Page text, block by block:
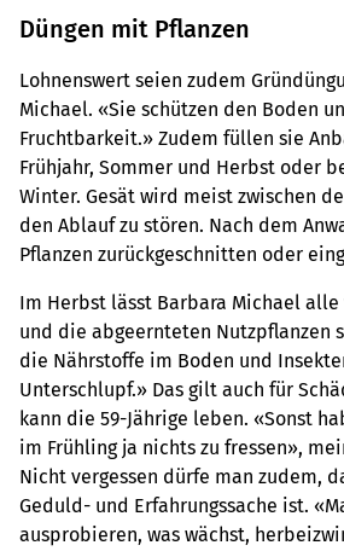
Düngen mit Pflanzen
Lohnenswert seien zudem
Michael. «Sie schützen den Boden
Fruchtbarkeit.» Zudem füllen sie
Frühjahr, Sommer und Herbst oder
Winter. Gesät wird meist zwischen
den Ablauf zu stören. Nach dem
Pflanzen zurückgeschnitten oder
Im Herbst lässt Barbara Michael
und die abgeernteten Nutzpflanzen
die Nährstoffe im Boden und
Unterschlupf.» Das gilt auch für
kann die 59-Jährige leben. «Sonst
im Frühling ja nichts zu fressen»,
Nicht vergessen dürfe man zudem,
Geduld- und Erfahrungssache ist.
ausprobieren, was wächst,